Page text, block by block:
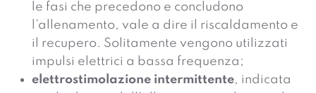
le fasi che precedono e concludono
l’allenamento, vale a dire il riscaldamento e
il recupero. Solitamente vengono utilizzati
impulsi elettrici a bassa frequenza;
elettrostimolazione intermittente, indicata